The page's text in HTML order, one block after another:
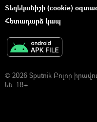
Տեղեկանիշի (cookie)
Հետադարձ կապ
© 2026 Sputnik Բոլոր
են. 18+